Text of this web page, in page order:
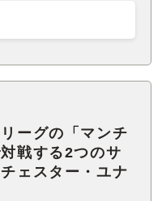
ーグの「マンチ
戦する2つのサ
ェスター・ユナ